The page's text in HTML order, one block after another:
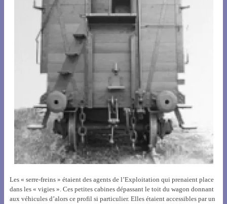
Les « serre-freins » étaient des agents de l’Exploitation qui prenaient place
dans les « vigies ». Ces petites cabines dépassant le toit du wagon donnant
aux véhicules d’alors ce profil si particulier. Elles étaient accessibles par un